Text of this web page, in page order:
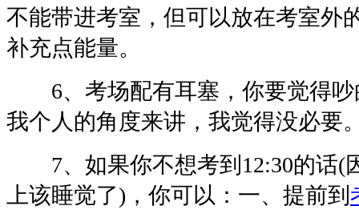
不能带进考室，但可以放在考室外
补充点能量。
6、考场配有耳塞，你要觉得吵
我个人的角度来讲，我觉得没必要
7、如果你不想考到12:30的话(
上该睡觉了)，你可以：一、提前到